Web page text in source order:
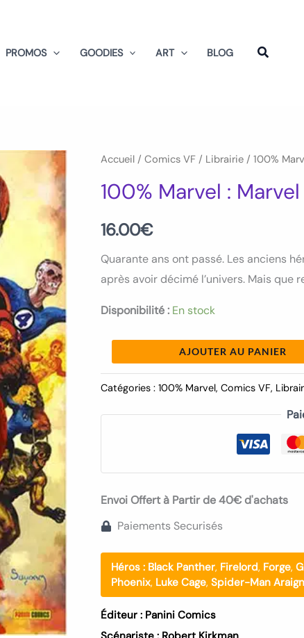
PROMOS GOODIES ART BLOG
Accueil / Comics VF / Librairie / 100%
100% Marvel :
16.00€
Quarante ans ont passé. Les anciens
après avoir décimé l’univers. Mais
Disponibilité : En stock
quantité
100%
Marvel
Marvel
Zombies
AJOUTER AU PANIER
Catégories : 100% Marvel, Comics VF,
Envoi Offert à Partir de 40€ d'achats
Paiements Securisés
Héros : Black Panther, Firelord, Forge,
Phoenix, Luke Cage, Spider-Man
Éditeur : Panini Comics